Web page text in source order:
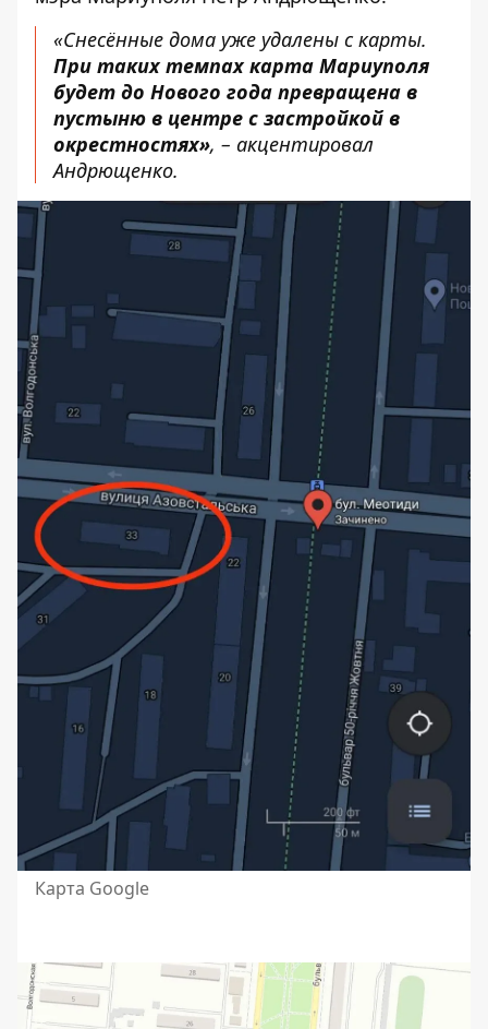
«Снесённые дома уже удалены с карты.
При таких темпах карта Мариуполя
будет до Нового года превращена в
пустыню в центре с застройкой в ​​
окрестностях», – акцентировал
Андрющенко.
Карта Google